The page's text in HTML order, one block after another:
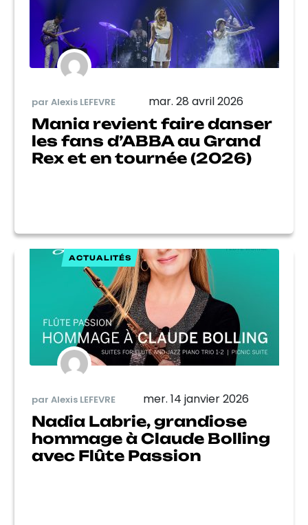
par Alexis LEFEVRE mar. 28 avril 2026
Mania revient faire danser
les fans d’ABBA au Grand
Rex et en tournée (2026)
ACTUALITÉS
par Alexis LEFEVRE mer. 14 janvier 2026
Nadia Labrie, grandiose
hommage à Claude Bolling
avec Flûte Passion